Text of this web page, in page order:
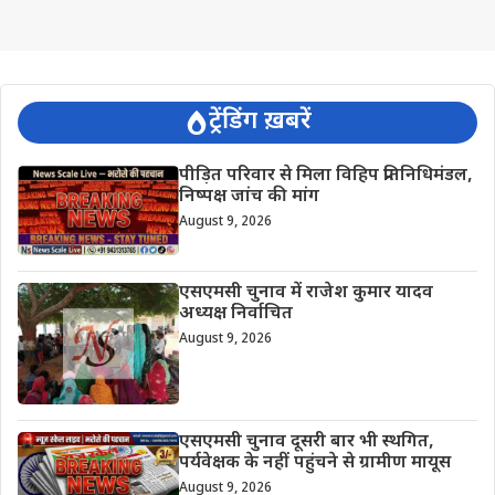
ट्रेंडिंग ख़बरें
पीड़ित परिवार से मिला विहिप प्रतिनिधिमंडल,
निष्पक्ष जांच की मांग
August 9, 2026
एसएमसी चुनाव में राजेश कुमार यादव
अध्यक्ष निर्वाचित
August 9, 2026
एसएमसी चुनाव दूसरी बार भी स्थगित,
पर्यवेक्षक के नहीं पहुंचने से ग्रामीण मायूस
August 9, 2026